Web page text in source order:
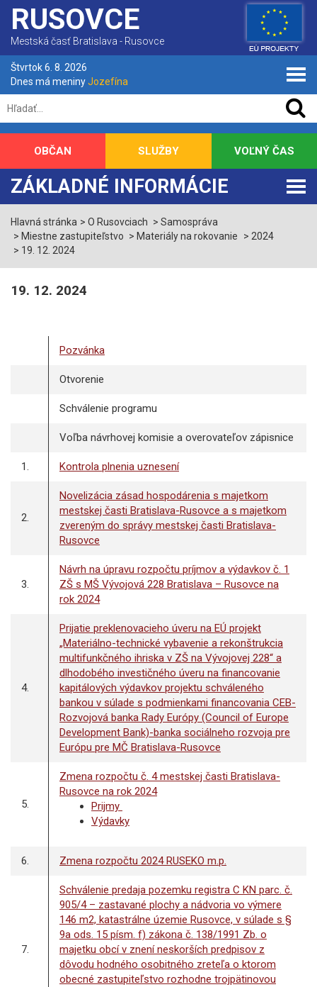
RUSOVCE
Mestská časť Bratislava - Rusovce
Štvrtok 6. 8. 2026
Dnes má meninyJozefína
ZÁKLADNÉ INFORMÁCIE
OBČAN SLUŽBY VOĽNÝ ČAS
Hlavná stránka O Rusovciach
Samospráva
Miestne zastupiteľstvo
Materiály na rokovanie
2024
19. 12. 2024
19. 12. 2024
Pozvánka
Otvorenie
Schválenie programu
Voľba návrhovej komisie a overovateľov zápisnice
1. Kontrola plnenia uznesení
2.
Novelizácia zásad hospodárenia s majetkom
mestskej časti Bratislava-Rusovce a s majetkom
zvereným do správy mestskej časti Bratislava-
Rusovce
3.
Návrh na úpravu rozpočtu príjmov a výdavkov č. 1
ZŠ s MŠ Vývojová 228 Bratislava – Rusovce na
rok 2024
4.
Prijatie preklenovacieho úveru na EÚ projekt
„Materiálno-technické vybavenie a rekonštrukcia
multifunkčného ihriska v ZŠ na Vývojovej 228“ a
dlhodobého investičného úveru na financovanie
kapitálových výdavkov projektu schváleného
bankou v súlade s podmienkami financovania CEB-
Rozvojová banka Rady Európy (Council of Europe
Development Bank)-banka sociálneho rozvoja pre
Európu pre MČ Bratislava-Rusovce
5.
Zmena rozpočtu č. 4 mestskej časti Bratislava-
Rusovce na rok 2024
Prijmy
Výdavky
6. Zmena rozpočtu 2024 RUSEKO m.p.
7.
Schválenie predaja pozemku registra C KN parc. č.
905/4 – zastavané plochy a nádvoria vo výmere
146 m2, katastrálne územie Rusovce, v súlade s §
9a ods. 15 písm. f) zákona č. 138/1991 Zb. o
majetku obcí v znení neskorších predpisov z
dôvodu hodného osobitného zreteľa o ktorom
obecné zastupiteľstvo rozhodne trojpätinovou